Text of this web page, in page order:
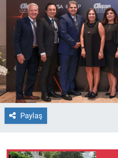
Paylaş